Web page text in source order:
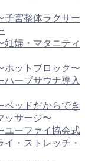
子宮整体ラクサー
妊婦・マタニティ
ホットブロック〜
ハーブサウナ導入
ベッドだからでき
ッサージ〜
ユーファイ協会式
・ストレッチ・